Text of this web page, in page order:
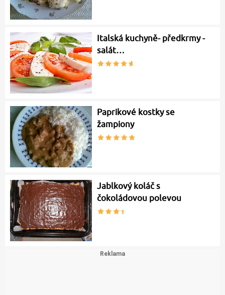
Italská kuchyně- předkrmy -
salát…
Paprikové kostky se
žampiony
Jablkový koláč s
čokoládovou polevou